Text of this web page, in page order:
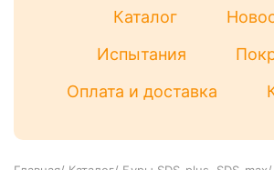
Каталог
Испытания
Оплата и доставка